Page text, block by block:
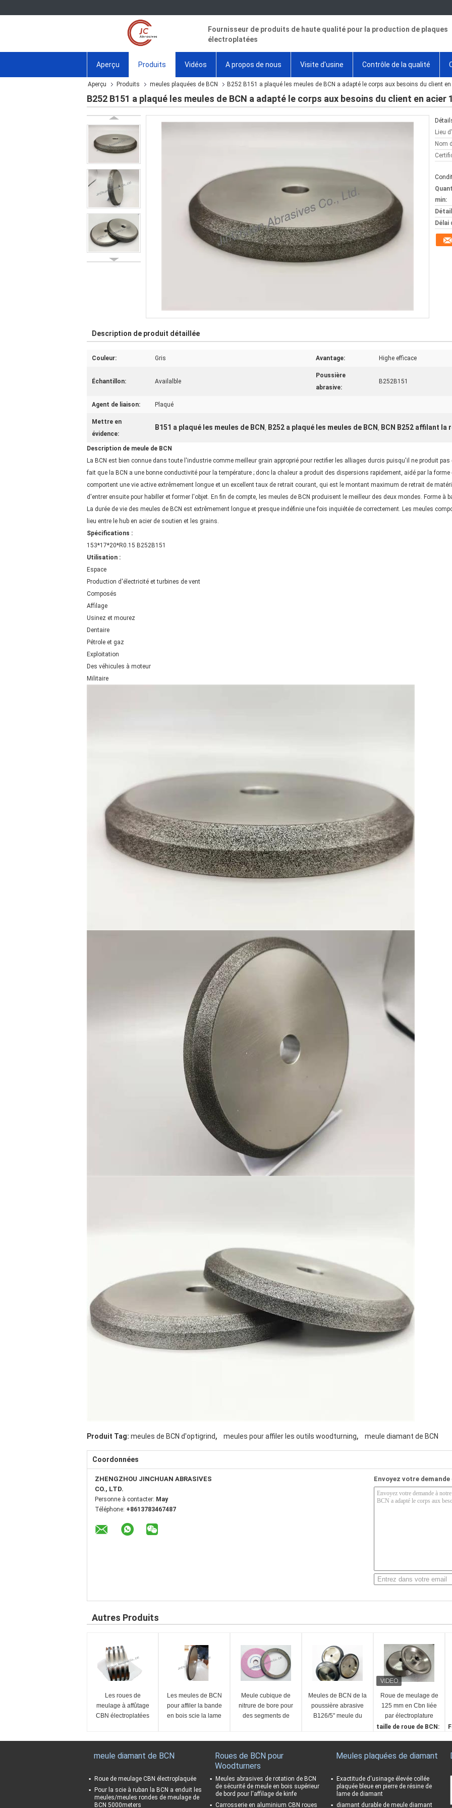
Fournisseur de produits de haute qualité pour la production de plaques
électroplatées
Aperçu Produits Vidéos A propos de nous Visite d'usine Contrôle de la qualité
Aperçu Produits meules plaquées de BCN B252 B151 a plaqué les meules de BCN a adapté le corps aux besoins du client
B252 B151 a plaqué les meules de BCN a adapté le corps aux besoins du client en acier
Lieu
Nom
min:
Délai
Description de produit détaillée
Couleur: Gris Avantage: Highe efficace
Échantillon: Availalble
Poussière
abrasive:
B252B151
Agent de liaison: Plaqué
Mettre en
évidence:
B151 a plaqué les meules de BCN , B252 a plaqué les meules de BCN , BCN B252 affilant la
Description de meule de BCN
La BCN est bien connue dans toute l'industrie comme meilleur grain approprié pour rectifier les alliages durcis puisqu'il ne produit
fait que la BCN a une bonne conductivité pour la température ; donc la chaleur a produit des dispersions rapidement, aidé par la
comportent une vie active extrêmement longue et un excellent taux de retrait courant, qui est le montant maximum de retrait de
d'entrer ensuite pour habiller et former l'objet. En fin de compte, les meules de BCN produisent le meilleur des deux mondes. Forme à
La durée de vie des meules de BCN est extrêmement longue et presque indéfinie une fois inquiétée de correctement. Les meules
lieu entre le hub en acier de soutien et les grains.
Spécifications :
153*17*20*R0.15 B252B151
Utilisation :
Espace
Production d'électricité et turbines de vent
Composés
Affilage
Usinez et mourez
Dentaire
Pétrole et gaz
Exploitation
Des véhicules à moteur
Militaire
Produit Tag: meules de BCN d'optigrind, meules pour affiler les outils woodturning, meule diamant de BCN
Coordonnées
ZHENGZHOU JINCHUAN ABRASIVES
CO., LTD.
Personne à contacter: May
Téléphone: +8613783467487
Envoyez votre
Autres Produits
Les roues de
meulage à affûtage
CBN électroplatées
Les meules de BCN
pour affiler la bande
en bois scie la lame
Meule cubique de
nitrure de bore pour
des segments de
élevée
Meules de BCN de la
poussière abrasive
B126/5" meule du
Roue de meulage de
125 mm en Cbn liée
par électroplature
pour le meulage et le
taille de roue de BCN:
En forme de plaque, en f
e de 1A1, en forme de pl
at, de bol, etc.
Abrasif:
meule diamant de BCN
Roue de meulage CBN électroplaquée
Pour la scie à ruban la BCN a enduit les
meules/meules rondes de meulage de
BCN 5000meters
Roues de BCN pour
Woodturners
Meules abrasives de rotation de BCN
de sécurité de meule en bois supérieur
de bord pour l'affilage de kinfe
Carrosserie en aluminium CBN roues
Meules plaquées de diamant
Exactitude d'usinage élevée collée
plaquée bleue en pierre de résine de
lame de diamant
diamant durable de meule diamant